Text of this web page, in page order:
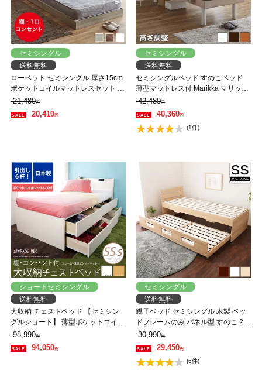
セミシングル
送料無料
ローベッド セミシングル 厚さ15cm
ポケットコイルマットレスセット 木
製 棚付き コンセント すのこ ベッド
フロアベッド
21,480円
20,410円
セミシングル
送料無料
セミシングルベッド すのこベッド
薄型マットレス付 Marikka マリッカ
タモ天然木 本棚付き 高さ3段階調節
可能 白 ホワイト ナチュラル 【大型
家具配送】
42,480円
40,360円
(1件)
ショートセミシングル
送料無料
大収納 チェストベッド 【セミシン
グルショート】 薄型ポケットコイル
マットレス付引出し６杯 長尺物収納
もOK 木製 お部屋が片付く収納付き
ベッド 奥行短め ショートベッド
98,990円
94,050円
セミシングル
送料無料
親子ベッド セミシングル 木製 ベッ
ドフレームのみ パネル型 すのこ 2段
キャスター 収納 【大型家具配送】
30,990円
29,450円
(6件)